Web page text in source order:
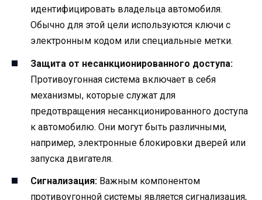
идентифицировать владельца автомобиля.
Обычно для этой цели используются ключи с
электронным кодом или специальные метки.
Защита от несанкционированного доступа:
Противоугонная система включает в себя
механизмы, которые служат для
предотвращения несанкционированного доступа
к автомобилю. Они могут быть различными,
например, электронные блокировки дверей или
запуска двигателя.
Сигнализация: Важным компонентом
противоугонной системы является сигнализация,